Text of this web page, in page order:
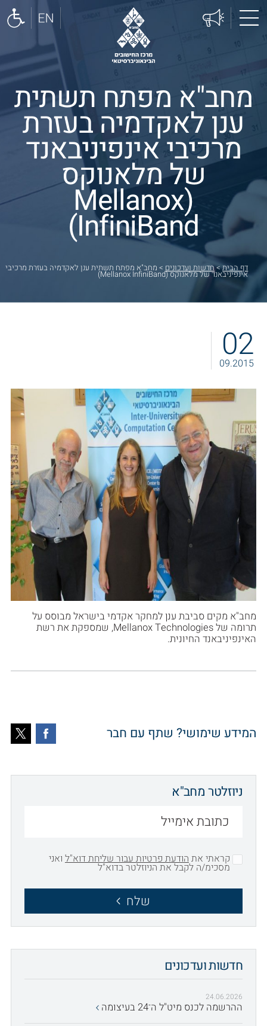
דף הבית>חדשות ועדכונים > מחב"א מפתח תשתית ענן לאקדמיה בעזרת מרכיבי
אינפיניבאנד של מלאנוקס (Mellanox InfiniBand)
מחב"א מפתח תשתית
ענן לאקדמיה בעזרת
מרכיבי אינפיניבאנד
של מלאנוקס
(Mellanox
InfiniBand)
02
09.2015
מחב"א מקים סביבת ענן למחקר אקדמי בישראל מבוסס על
תרומה של Mellanox Technologies, שמספקת את רשת
האינפיניבאנד החיונית.
המידע שימושי? שתף עם חבר
ניוזלטר מחב"א
קראתי אתהודעת פרטיות עבור שליחת דוא"ל ואני
מסכימ/ה לקבל את הניוזלטר בדוא"ל
שלח
חדשות ועדכונים
24.06.2026
ההרשמה לכנס מיט"ל ה־24 בעיצומה